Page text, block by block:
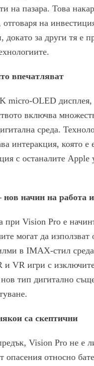
на пазара. Това
на
за други тя е
впечатляват
micro-OLED дисплея,
включва
среда.
интеракция, която
с останалите Apple
начин на работа
Vision Pro е
могат да
в IMAX-стил
и VR игри с
тип дигитално
са скептични
Vision Pro не е
опасения относно